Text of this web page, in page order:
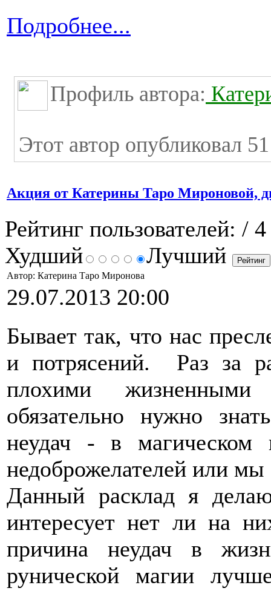
Подробнее...
Профиль автора:
Этот автор опубликовал
Акция от Катерины Таро Мироновой,
Рейтинг пользователей: / 4
Худший
Лучший
Автор: Катерина Таро Миронова
29.07.2013 20:00
Бывает так, что нас
и потрясений. Раз за
плохими
обязательно нужно
неудач - в
недоброжелателей или мы
Данный расклад я
интересует нет ли на
причина неудач в
рунической магии